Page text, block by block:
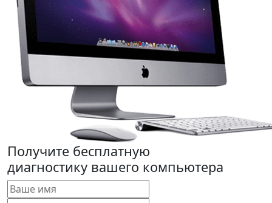
Получите бесплатную
диагностику вашего компьютера